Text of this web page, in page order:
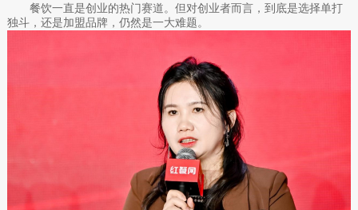
餐饮一直是创业的热门赛道。但对创业者而言，到底是选择单打
独斗，还是加盟品牌，仍然是一大难题。